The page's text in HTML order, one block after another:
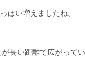
ぱい増えましたね。
長い距離で広がってい